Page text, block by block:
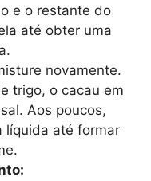
e o restante do
até obter uma
novamente.
trigo, o cacau em
Aos poucos,
líquida até formar